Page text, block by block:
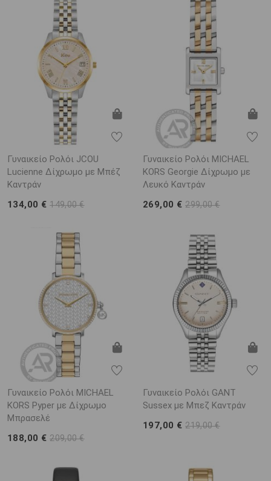
Γυναικείο Ρολόι JCOU
Lucienne Δίχρωμο με Μπέζ
Καντράν
134,00 €149,00 €
Γυναικείο Ρολόι MICHAEL
KORS Georgie Δίχρωμο με
Λευκό Καντράν
269,00 €299,00 €
Γυναικείο Ρολόι MICHAEL
KORS Pyper με Δίχρωμο
Μπρασελέ
188,00 €209,00 €
Γυναικείο Ρολόι GANT
Sussex με Μπεζ Καντράν
197,00 €219,00 €